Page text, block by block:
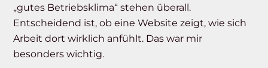
„gutes Betriebsklima“ stehen überall.
Entscheidend ist, ob eine Website zeigt, wie sich
Arbeit dort wirklich anfühlt. Das war mir
besonders wichtig.